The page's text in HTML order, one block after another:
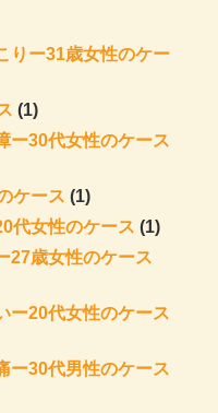
りー31歳女性のケー
(1)
ー30代女性のケース
ケース (1)
代女性のケース (1)
27歳女性のケース
ー20代女性のケース
ー30代男性のケース